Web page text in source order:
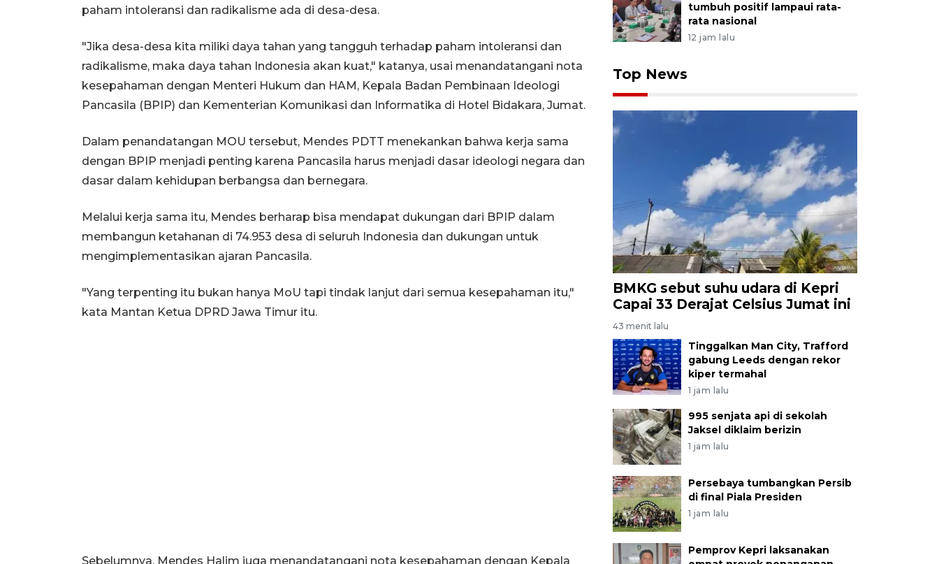
paham intoleransi dan radikalisme ada di desa-desa.
"Jika desa-desa kita miliki daya tahan yang tangguh terhadap paham intoleransi dan
radikalisme, maka daya tahan Indonesia akan kuat," katanya, usai menandatangani nota
kesepahaman dengan Menteri Hukum dan HAM, Kepala Badan Pembinaan Ideologi
Pancasila (BPIP) dan Kementerian Komunikasi dan Informatika di Hotel Bidakara, Jumat.
Dalam penandatangan MOU tersebut, Mendes PDTT menekankan bahwa kerja sama
dengan BPIP menjadi penting karena Pancasila harus menjadi dasar ideologi negara dan
dasar dalam kehidupan berbangsa dan bernegara.
Melalui kerja sama itu, Mendes berharap bisa mendapat dukungan dari BPIP dalam
membangun ketahanan di 74.953 desa di seluruh Indonesia dan dukungan untuk
mengimplementasikan ajaran Pancasila.
"Yang terpenting itu bukan hanya MoU tapi tindak lanjut dari semua kesepahaman itu,"
kata Mantan Ketua DPRD Jawa Timur itu.
Sebelumnya, Mendes Halim juga menandatangani nota kesepahaman dengan Kepala
tumbuh positif lampaui rata-
rata nasional
12 jam lalu
Top News
BMKG sebut suhu udara di Kepri
Capai 33 Derajat Celsius Jumat ini
43 menit lalu
Tinggalkan Man City, Trafford
gabung Leeds dengan rekor
kiper termahal
1 jam lalu
995 senjata api di sekolah
Jaksel diklaim berizin
1 jam lalu
Persebaya tumbangkan Persib
di final Piala Presiden
1 jam lalu
Pemprov Kepri laksanakan